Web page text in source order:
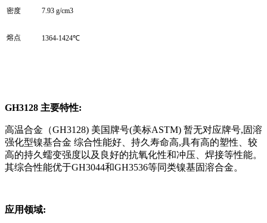
密度 7.93 g/cm3
熔点 1364-1424℃
GH3128 主要特性:
高温合金（GH3128) 美国牌号(美标ASTM) 暂无对应牌号,固溶
强化型镍基合金 综合性能好、持久寿命高,具有高的塑性、较
高的持久蠕变强度以及良好的抗氧化性和冲压、焊接等性能。
其综合性能优于GH3044和GH3536等同类镍基固溶合金。
应用领域: